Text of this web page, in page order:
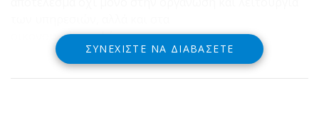
οικονομικά του Δήμου
ΣΥΝΕΧΊΣΤΕ ΝΑ ΔΙΑΒΆΣΕΤΕ